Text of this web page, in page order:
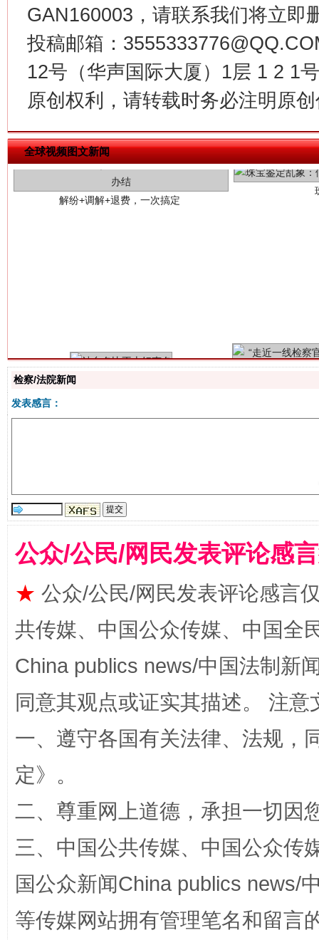
GAN160003，请联系我们将立即
投稿邮箱：
12号（华声国际大厦）1层 1 2 1
原创权利，请转载时务必注明原
全球视频图文新闻
解纷+调解+退费，一次搞定
除
招工难、用工荒背后
网上购药对药下症？
检察/法院新闻
发表感言：
公众/公民/网民发表评论感
★ 公众/公民/网民发表评论感言
共传媒、中国公众传媒、中国全
China publics news/中国法制新
同意其观点或证实其描述。 注
一、遵守各国有关法律、法规，
定》。
二、尊重网上道德，承担一切因
三、中国公共传媒、中国公众传
国公众新闻China publics news/
等传媒网站拥有管理笔名和留言